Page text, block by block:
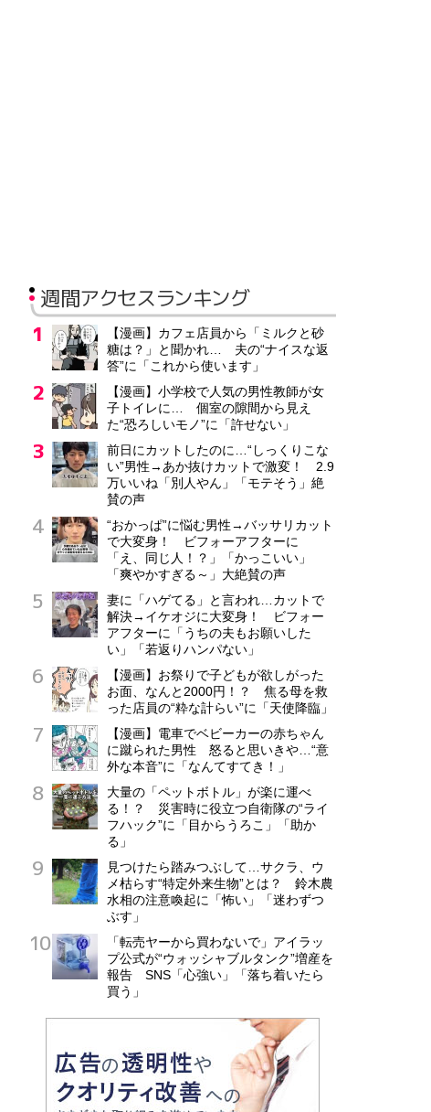
週間アクセスランキング
【漫画】カフェ店員から「ミルクと砂
糖は？」と聞かれ… 夫の“ナイスな返
答”に「これから使います」
【漫画】小学校で人気の男性教師が女
子トイレに… 個室の隙間から見え
た“恐ろしいモノ”に「許せない」
前日にカットしたのに…“しっくりこな
い”男性→あか抜けカットで激変！ 2.9
万いいね「別人やん」「モテそう」絶
賛の声
“おかっぱ”に悩む男性→バッサリカット
で大変身！ ビフォーアフターに
「え、同じ人！？」「かっこいい」
「爽やかすぎる～」大絶賛の声
妻に「ハゲてる」と言われ…カットで
解決→イケオジに大変身！ ビフォー
アフターに「うちの夫もお願いした
い」「若返りハンパない」
【漫画】お祭りで子どもが欲しがった
お面、なんと2000円！？ 焦る母を救
った店員の“粋な計らい”に「天使降臨」
【漫画】電車でベビーカーの赤ちゃん
に蹴られた男性 怒ると思いきや…“意
外な本音”に「なんてすてき！」
大量の「ペットボトル」が楽に運べ
る！？ 災害時に役立つ自衛隊の“ライ
フハック”に「目からうろこ」「助か
る」
見つけたら踏みつぶして…サクラ、ウ
メ枯らす“特定外来生物”とは？ 鈴木農
水相の注意喚起に「怖い」「迷わずつ
ぶす」
「転売ヤーから買わないで」アイラッ
プ公式が“ウォッシャブルタンク”増産を
報告 SNS「心強い」「落ち着いたら
買う」